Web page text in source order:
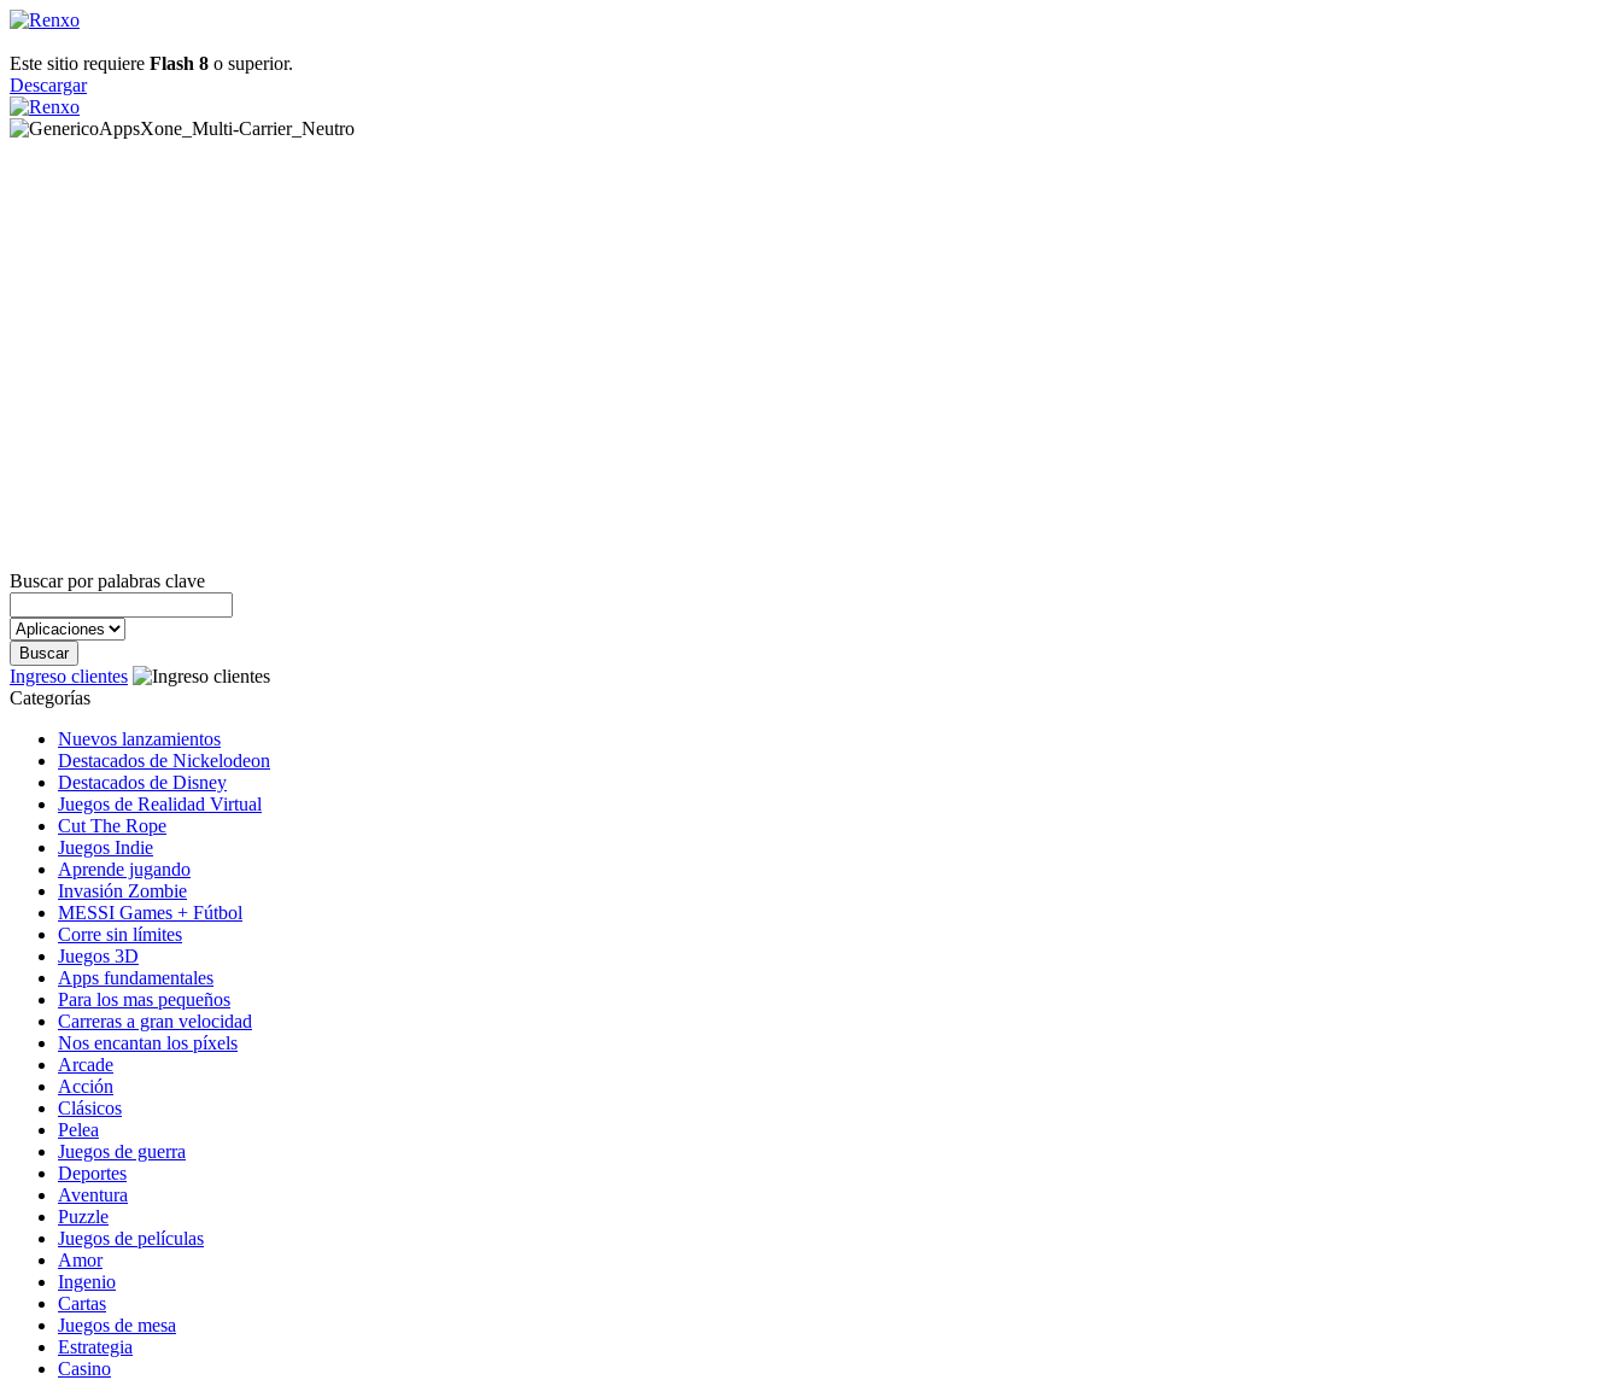
Este sitio requiere Flash 8 o superior.
Descargar
Buscar por palabras clave
Ingreso clientes
Categorías
Nuevos lanzamientos
Destacados de Nickelodeon
Destacados de Disney
Juegos de Realidad Virtual
Cut The Rope
Juegos Indie
Aprende jugando
Invasión Zombie
MESSI Games + Fútbol
Corre sin límites
Juegos 3D
Apps fundamentales
Para los mas pequeños
Carreras a gran velocidad
Nos encantan los píxels
Arcade
Acción
Clásicos
Pelea
Juegos de guerra
Deportes
Aventura
Puzzle
Juegos de películas
Amor
Ingenio
Cartas
Juegos de mesa
Estrategia
Casino